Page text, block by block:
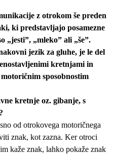
z otrokom še preden
ki predstavljajo posamezne
„jesti”, „mleko” ali „še”.
jezik za gluhe, je le del
kretnjami in
sposobnostim
kretnje oz. gibanje, s
od otrokovega motoričnega
znak, kot zazna. Ker otroci
kaže znak, lahko pokaže znak